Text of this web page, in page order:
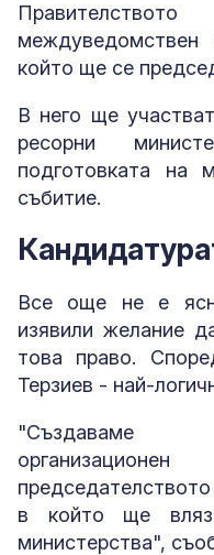
междуведомствен
който ще се
В него ще
ресорни
подготовката на
събитие.
Все още не е
изявили желание
това право.
Терзиев - най-
"Създаваме
в който ще
министерства",